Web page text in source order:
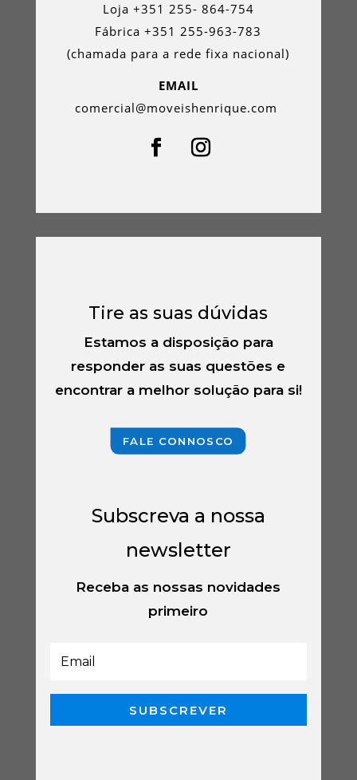
Loja +351 255- 864-754
Fábrica +351 255-963-783
(chamada para a rede fixa nacional)
EMAIL
comercial@moveishenrique.com
Tire as suas dúvidas
Estamos a disposição para
responder as suas questões e
encontrar a melhor solução para si!
FALE CONNOSCO
Subscreva a nossa
newsletter
Receba as nossas novidades
primeiro
SUBSCREVER